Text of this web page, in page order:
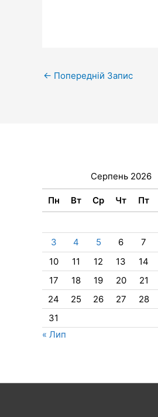
← Попередній Запис
Серпень 2026
Пн Вт Ср Чт Пт
3
4 5 6 7
10
11 12 13 14
17
18 19 20 21
24
25 26 27 28
31
« Лип